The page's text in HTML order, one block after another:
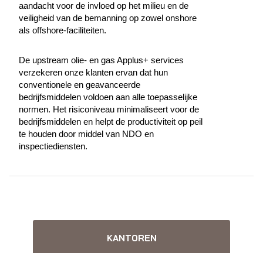
aandacht voor de invloed op het milieu en de
veiligheid van de bemanning op zowel onshore
als offshore-faciliteiten.
De upstream olie- en gas Applus+ services
verzekeren onze klanten ervan dat hun
conventionele en geavanceerde
bedrijfsmiddelen voldoen aan alle toepasselijke
normen. Het risiconiveau minimaliseert voor de
bedrijfsmiddelen en helpt de productiviteit op peil
te houden door middel van NDO en
inspectiediensten.
KANTOREN